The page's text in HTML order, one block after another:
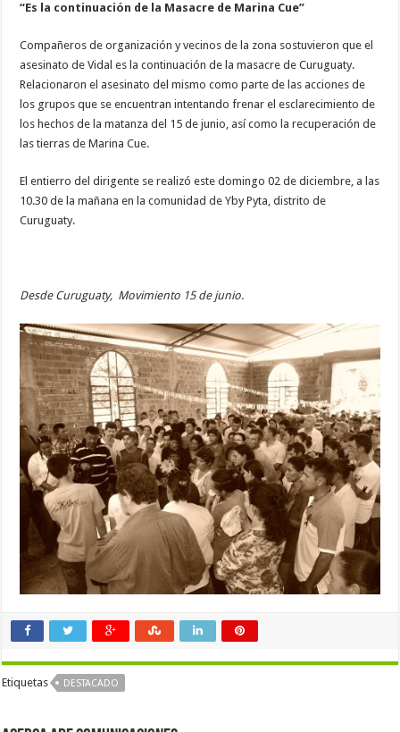
“Es la continuación de la Masacre de Marina Cue”
Compañeros de organización y vecinos de la zona sostuvieron que el
asesinato de Vidal es la continuación de la masacre de Curuguaty.
Relacionaron el asesinato del mismo como parte de las acciones de
los grupos que se encuentran intentando frenar el esclarecimiento de
los hechos de la matanza del 15 de junio, así como la recuperación de
las tierras de Marina Cue.
El entierro del dirigente se realizó este domingo 02 de diciembre, a las
10.30 de la mañana en la comunidad de Yby Pyta, distrito de
Curuguaty.
Desde Curuguaty, Movimiento 15 de junio.
Etiquetas DESTACADO